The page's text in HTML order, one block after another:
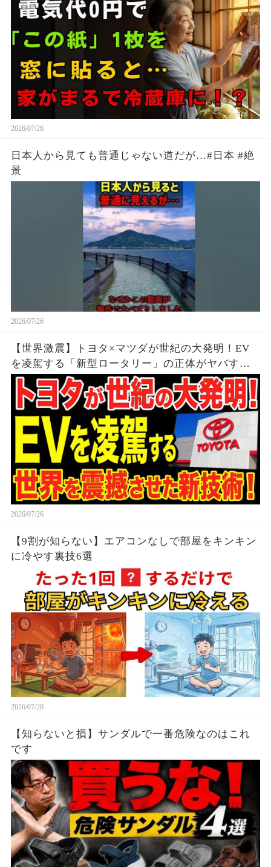
2026/07/26
日本人から見ても普通じゃない道だが…#日本 #絶
景
2026/07/26
【世界激震】トヨタ×マツダが世紀の大発明！EV
を凌駕する「新型ロータリー」の正体がヤバすぎ
る…
2026/07/26
【9割が知らない】エアコンなしで部屋をキンキン
に冷やす裏技6選
2026/07/20
【知らないと損】サンダルで一番危険なのはこれ
です